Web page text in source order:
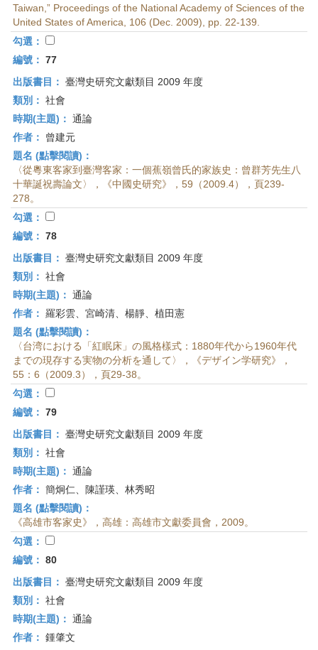
Taiwan,” Pro­ceedings of the National Academy of Sciences of the
United States of Amer­i­ca, 106 (Dec. 2009), pp. 22-139.
勾選：
編號： 77
出版書目： 臺灣史研究文獻類目 2009 年度
類別： 社會
時期(主題)： 通論
作者：
曾建元
題名 (點擊閱讀)：
〈從粵東客家到臺灣客家：一個蕉嶺曾氏的家族史：曾群芳先生八
十華誕祝壽論文〉，《中國史研究》，59（2009.4），頁239-
278。
勾選：
編號： 78
出版書目： 臺灣史研究文獻類目 2009 年度
類別： 社會
時期(主題)： 通論
作者： 羅彩雲、宮崎清、楊靜、植田憲
題名 (點擊閱讀)：
〈台湾における「紅眠床」の風格樣式：1880年代から1960年代
までの現存する実物の分析を通して〉，《デザイン学研究》，
55：6（2009.3），頁29-38。
勾選：
編號： 79
出版書目： 臺灣史研究文獻類目 2009 年度
類別： 社會
時期(主題)： 通論
作者： 簡炯仁、陳謹瑛、林秀昭
題名 (點擊閱讀)：
《高雄市客家史》，高雄：高雄市文獻委員會，2009。
勾選：
編號： 80
出版書目： 臺灣史研究文獻類目 2009 年度
類別： 社會
時期(主題)： 通論
作者： 鍾肇文